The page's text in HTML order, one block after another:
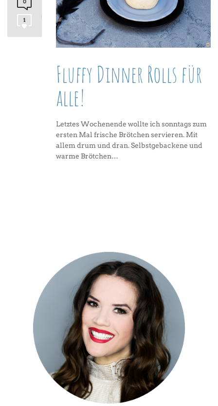
0
1
Fluffy Dinner Rolls für
alle!
Letztes Wochenende wollte ich sonntags zum
ersten Mal frische Brötchen servieren. Mit
allem drum und dran. Selbstgebackene und
warme Brötchen…